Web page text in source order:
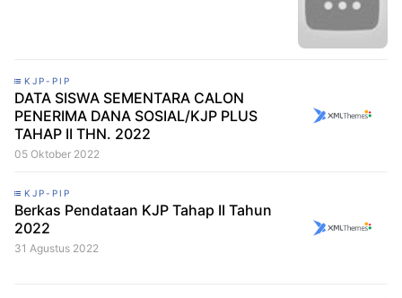
KJP-PIP
DATA SISWA SEMENTARA CALON
PENERIMA DANA SOSIAL/KJP PLUS
TAHAP II THN. 2022
05 Oktober 2022
KJP-PIP
Berkas Pendataan KJP Tahap II Tahun
2022
31 Agustus 2022